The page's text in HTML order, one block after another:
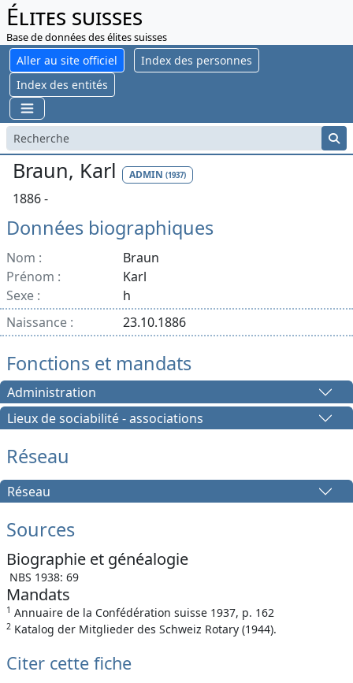
Élites suisses
Base de données des élites suisses
Aller au site officiel
Index des personnes
Index des entités
Braun, Karl ADMIN (1937)
1886 -
Données biographiques
Nom :
Braun
Prénom :
Karl
Sexe :
h
Naissance :
23.10.1886
Fonctions et mandats
Administration
Lieux de sociabilité - associations
Réseau
Réseau
Sources
Biographie et généalogie
NBS 1938: 69
Mandats
1 Annuaire de la Confédération suisse 1937, p. 162
2 Katalog der Mitglieder des Schweiz Rotary (1944).
Citer cette fiche